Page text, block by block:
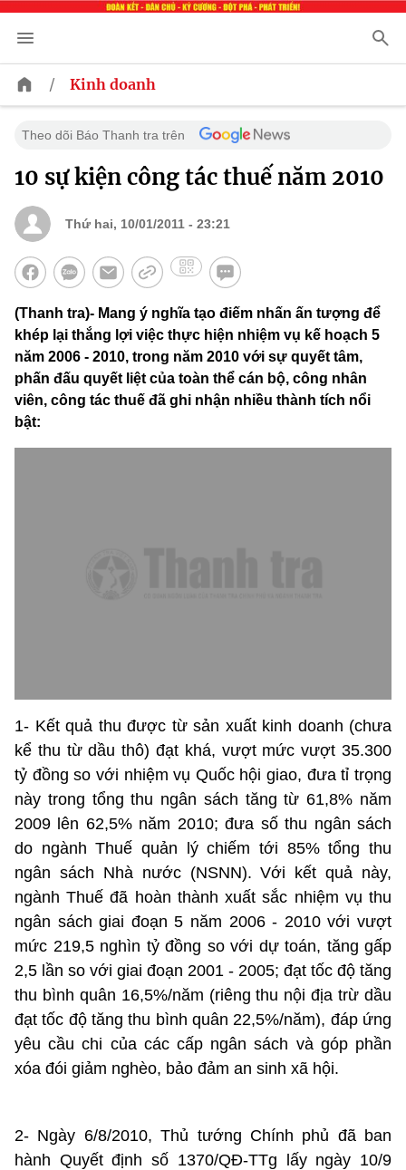
/ Kinh doanh
Theo dõi Báo Thanh tra trên
10 sự kiện công tác thuế năm 2010
Thứ hai, 10/01/2011 - 23:21
(Thanh tra)- Mang ý nghĩa tạo điếm nhấn ấn tượng để
khép lại thắng lợi việc thực hiện nhiệm vụ kế hoạch 5
năm 2006 - 2010, trong năm 2010 với sự quyết tâm,
phấn đấu quyết liệt của toàn thể cán bộ, công nhân
viên, công tác thuế đã ghi nhận nhiều thành tích nổi
bật:
1- Kết quả thu được từ sản xuất kinh doanh (chưa
kể thu từ dầu thô) đạt khá, vượt mức vượt 35.300
tỷ đồng so với nhiệm vụ Quốc hội giao, đưa tỉ trọng
này trong tổng thu ngân sách tăng từ 61,8% năm
2009 lên 62,5% năm 2010; đưa số thu ngân sách
do ngành Thuế quản lý chiếm tới 85% tổng thu
ngân sách Nhà nước (NSNN). Với kết quả này,
ngành Thuế đã hoàn thành xuất sắc nhiệm vụ thu
ngân sách giai đoạn 5 năm 2006 - 2010 với vượt
mức 219,5 nghìn tỷ đồng so với dự toán, tăng gấp
2,5 lần so với giai đoạn 2001 - 2005; đạt tốc độ tăng
thu bình quân 16,5%/năm (riêng thu nội địa trừ dầu
đạt tốc độ tăng thu bình quân 22,5%/năm), đáp ứng
yêu cầu chi của các cấp ngân sách và góp phần
xóa đói giảm nghèo, bảo đảm an sinh xã hội.
2- Ngày 6/8/2010, Thủ tướng Chính phủ đã ban
hành Quyết định số 1370/QĐ-TTg lấy ngày 10/9